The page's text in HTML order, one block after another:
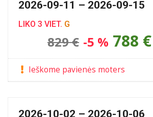
2026-09-11 – 2026-09-15
LIKO 3 VIET. G
829 € -5 % 788 €
Ieškome pavienės moters
2026-10-02 – 2026-10-06